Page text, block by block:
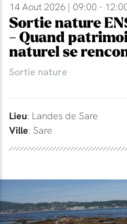
14 Aout 2026 | 09:00 -
Sortie nature
- Quand
naturel se
Sortie nature
Lieu: Landes de Sare
Ville: Sare